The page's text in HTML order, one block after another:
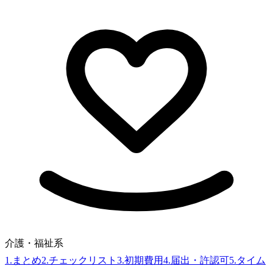
介護・福祉系
1 . まとめ2.チェックリスト 3.初期費用4.届出・許認可5.タイム